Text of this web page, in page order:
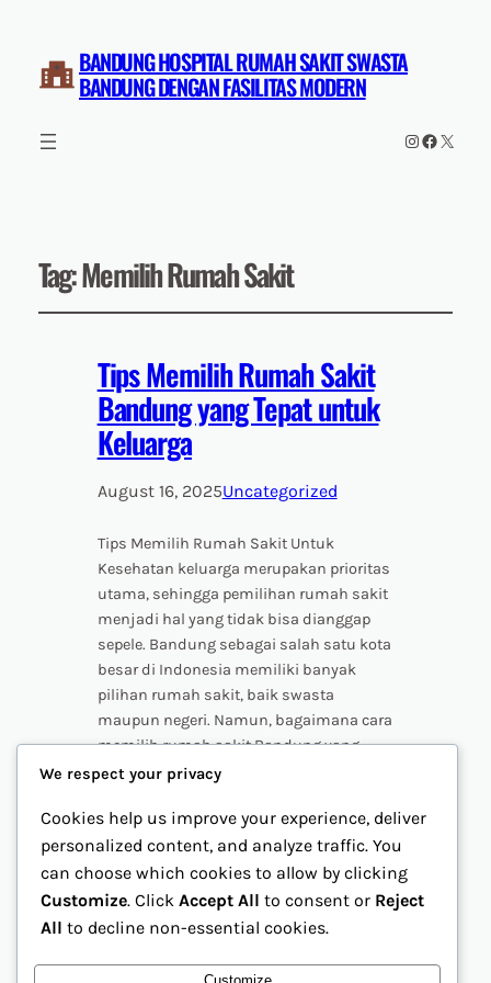
BANDUNG HOSPITAL RUMAH SAKIT SWASTA
BANDUNG DENGAN FASILITAS MODERN
Instagram
X
Tag:Memilih Rumah Sakit
Tips Memilih Rumah Sakit
Bandung yang Tepat untuk
Keluarga
August 16, 2025Uncategorized
Tips Memilih Rumah Sakit Untuk
Kesehatan keluarga merupakan prioritas
utama, sehingga pemilihan rumah sakit
menjadi hal yang tidak bisa dianggap
sepele. Bandung sebagai salah satu kota
besar di Indonesia memiliki banyak
pilihan rumah sakit, baik swasta
maupun negeri. Namun, bagaimana cara
memilih rumah sakit Bandung yang
tepat agar kebutuhan medis keluarga
We respect your privacy
Cookies help us improve your experience, deliver
personalized content, and analyze traffic. You
can choose which cookies to allow by clicking
Customize. Click Accept All to consent or Reject
All to decline non-essential cookies.